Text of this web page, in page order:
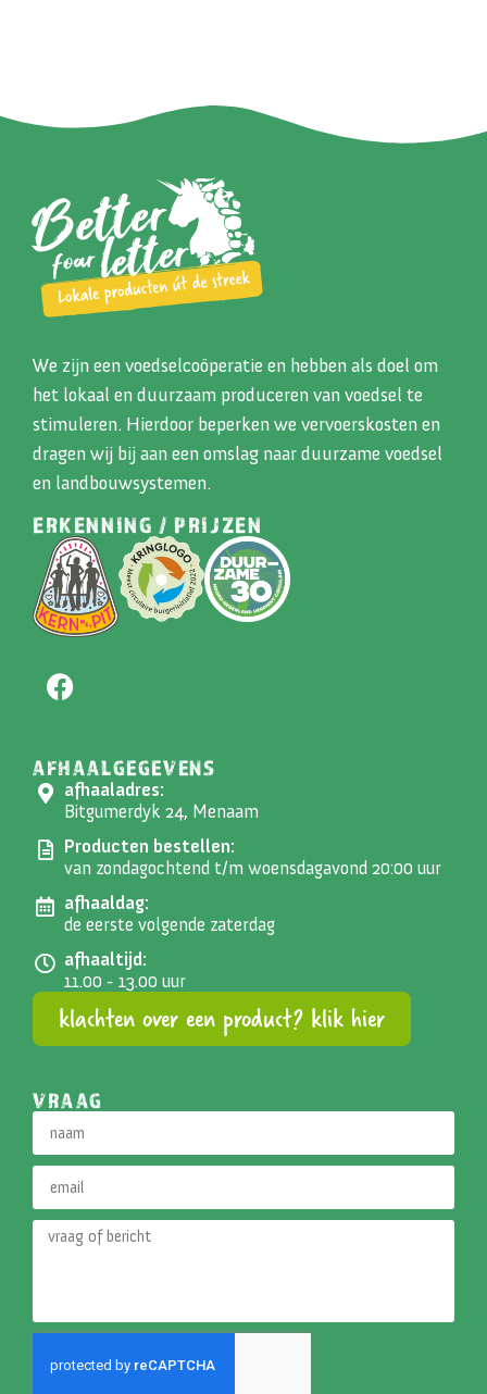
We zijn een voedselcoöperatie en hebben als doel om
het lokaal en duurzaam produceren van voedsel te
stimuleren. Hierdoor beperken we vervoerskosten en
dragen wij bij aan een omslag naar duurzame voedsel
en landbouwsystemen.
ERKENNING / PRIJZEN
AFHAALGEGEVENS
afhaaladres:
Bitgumerdyk 24, Menaam
Producten bestellen:
van zondagochtend t/m woensdagavond 20:00 uur
afhaaldag:
de eerste volgende zaterdag
afhaaltijd:
11.00 - 13.00 uur
klachten over een product? klik hier
VRAAG